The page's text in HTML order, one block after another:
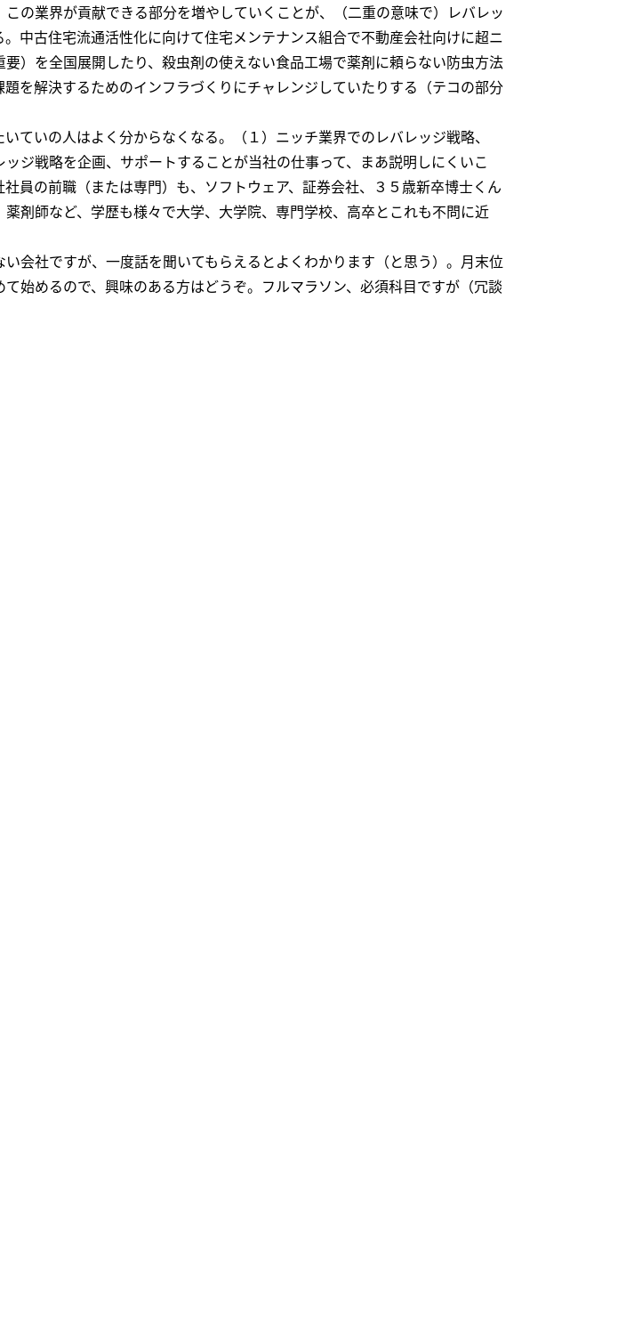
この業界が貢献できる部分を増やしていくことが、（二重の意味で）レバレッ
中古住宅流通活性化に向けて住宅メンテナンス組合で不動産会社向けに超ニ
要）を全国展開したり、殺虫剤の使えない食品工場で薬剤に頼らない防虫方法
を解決するためのインフラづくりにチャレンジしていたりする（テコの部分
ていの人はよく分からなくなる。（１）ニッチ業界でのレバレッジ戦略、
ッジ戦略を企画、サポートすることが当社の仕事って、まあ説明しにくいこ
社員の前職（または専門）も、ソフトウェア、証券会社、３５歳新卒博士くん
薬剤師など、学歴も様々で大学、大学院、専門学校、高卒とこれも不問に近
い会社ですが、一度話を聞いてもらえるとよくわかります（と思う）。月末位
始めるので、興味のある方はどうぞ。フルマラソン、必須科目ですが（冗談